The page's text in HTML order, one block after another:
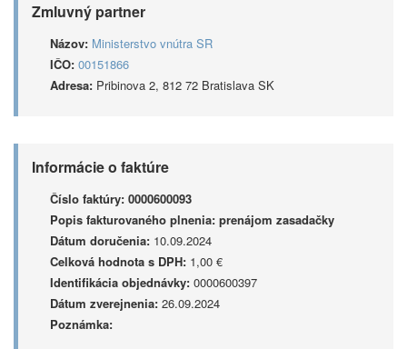
Zmluvný partner
Názov: Ministerstvo vnútra SR
IČO: 00151866
Adresa: Pribinova 2, 812 72 Bratislava SK
Informácie o faktúre
Číslo faktúry: 0000600093
Popis fakturovaného plnenia: prenájom zasadačky
Dátum doručenia: 10.09.2024
Celková hodnota s DPH: 1,00 €
Identifikácia objednávky: 0000600397
Dátum zverejnenia: 26.09.2024
Poznámka: